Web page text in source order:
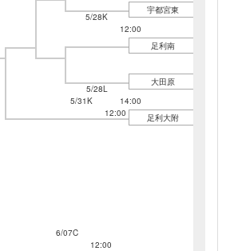
5/28K
12:00
宇都宮東
5/31K
12:00
足利南
5/28L
14:00
大田原
6/07C
12:00
足利大附